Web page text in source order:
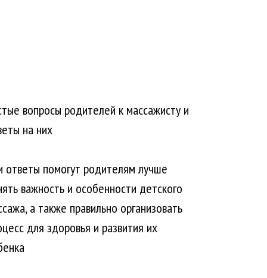
вопросы родителей к массажисту и
на них
ответы помогут родителям лучше
важность и особенности детского
а также правильно организовать
для здоровья и развития их